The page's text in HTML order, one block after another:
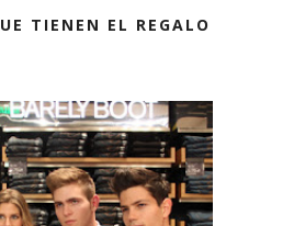
TIENEN EL REGALO